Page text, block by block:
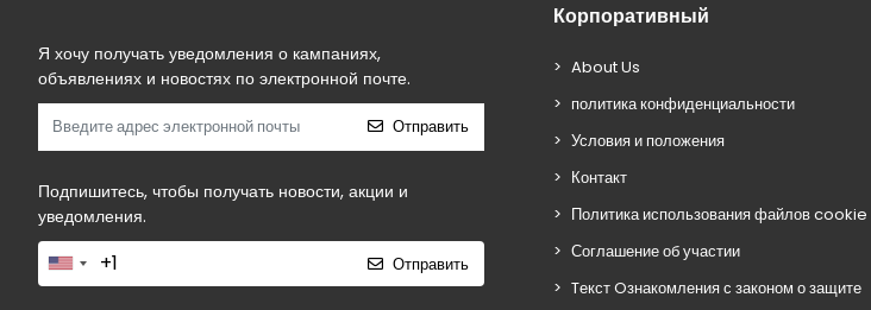
Я хочу получать уведомления о кампаниях,
объявлениях и новостях по электронной почте.
Отправить
Подпишитесь, чтобы получать новости, акции и
уведомления.
Отправить
Корпоративный
About Us
политика конфиденциальности
Условия и положения
Контакт
Политика использования файлов cookie
Соглашение об участии
Tекст Oзнакомления с законом о защите